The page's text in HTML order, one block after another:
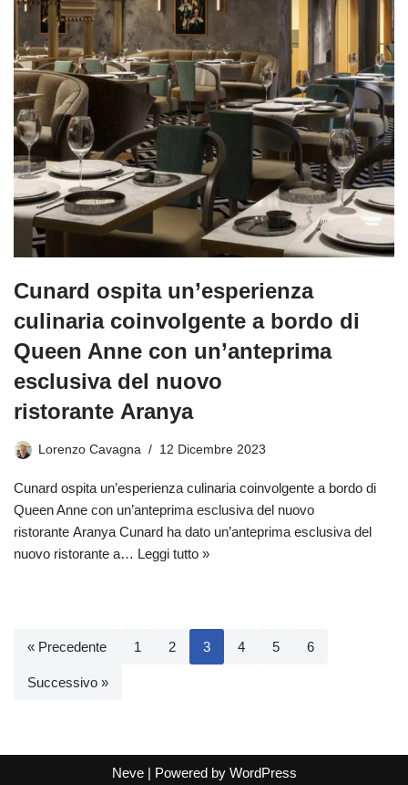
Cunard ospita un’esperienza
culinaria coinvolgente a bordo di
Queen Anne con un’anteprima
esclusiva del nuovo
ristorante Aranya
Lorenzo Cavagna 12 Dicembre 2023
Cunard ospita un’esperienza culinaria coinvolgente a bordo di
Queen Anne con un’anteprima esclusiva del nuovo
ristorante Aranya Cunard ha dato un’anteprima esclusiva del
nuovo ristorante a… Leggi tutto »
« Precedente 1 2 3 4 5 6
Successivo »
Neve| Powered by WordPress